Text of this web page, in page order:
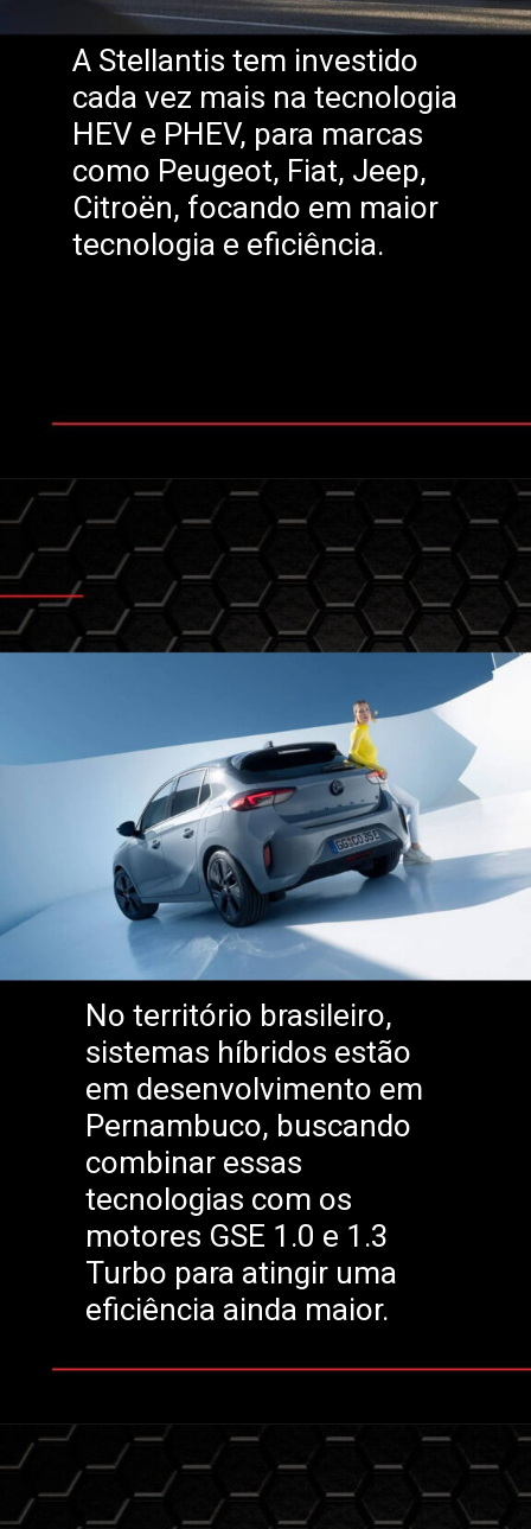
A Stellantis tem investido
cada vez mais na tecnologia
HEV e PHEV, para marcas
como Peugeot, Fiat, Jeep,
Citroën, focando em maior
tecnologia e eficiência.
No território brasileiro,
sistemas híbridos estão
em desenvolvimento em
Pernambuco, buscando
combinar essas
tecnologias com os
motores GSE 1.0 e 1.3
Turbo para atingir uma
eficiência ainda maior.